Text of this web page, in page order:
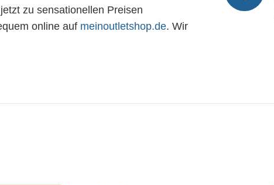
zu sensationellen Preisen
online auf meinoutletshop.de. Wir